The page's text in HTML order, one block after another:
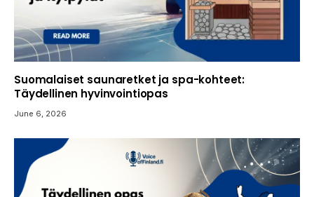
Suomalaiset saunaretket ja spa-kohteet:
Täydellinen hyvinvointiopas
June 6, 2026